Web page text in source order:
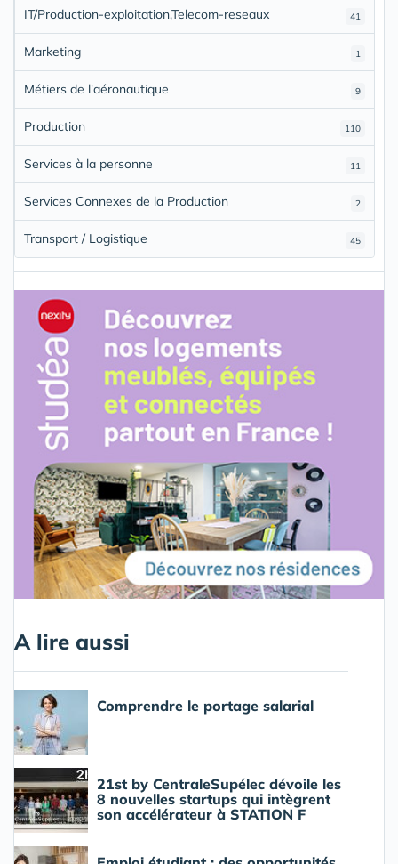
41
IT/Production-exploitation,Telecom-reseaux
1
Marketing
9
Métiers de l'aéronautique
110
Production
11
Services à la personne
2
Services Connexes de la Production
45
Transport / Logistique
A lire aussi
Comprendre le portage salarial
21st by CentraleSupélec dévoile les
8 nouvelles startups qui intègrent
son accélérateur à STATION F